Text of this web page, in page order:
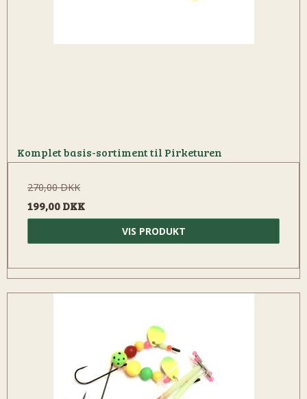
Komplet basis-sortiment til Pirketuren
270,00 DKK
199,00 DKK
VIS PRODUKT